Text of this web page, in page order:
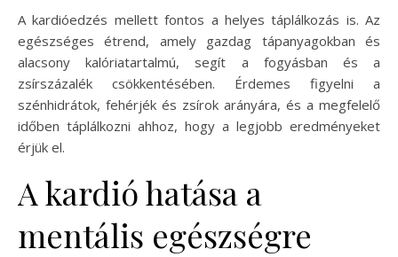
A kardióedzés mellett fontos a helyes táplálkozás is. Az
egészséges étrend, amely gazdag tápanyagokban és
alacsony kalóriatartalmú, segít a fogyásban és a
zsírszázalék csökkentésében. Érdemes figyelni a
szénhidrátok, fehérjék és zsírok arányára, és a megfelelő
időben táplálkozni ahhoz, hogy a legjobb eredményeket
érjük el.
A kardió hatása a
mentális egészségre